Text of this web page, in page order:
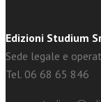
Edizioni Studium
Sede legale e
Tel. 06 68 65 846